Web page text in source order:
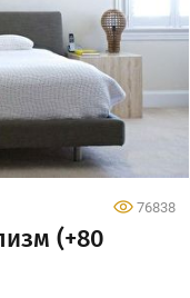
76838
(+80